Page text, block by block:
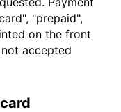
"prepaid",
on the front
accepted